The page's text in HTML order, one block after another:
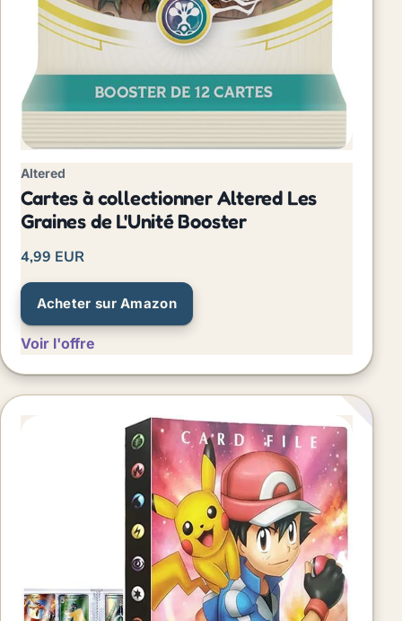
Altered
Cartes à collectionner Altered Les
Graines de L'Unité Booster
4,99 EUR
Acheter sur Amazon
Voir l'offre